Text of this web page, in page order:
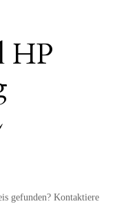
HP
gefunden? Kontaktiere